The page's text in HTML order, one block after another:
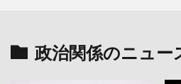
政治関係のニュー